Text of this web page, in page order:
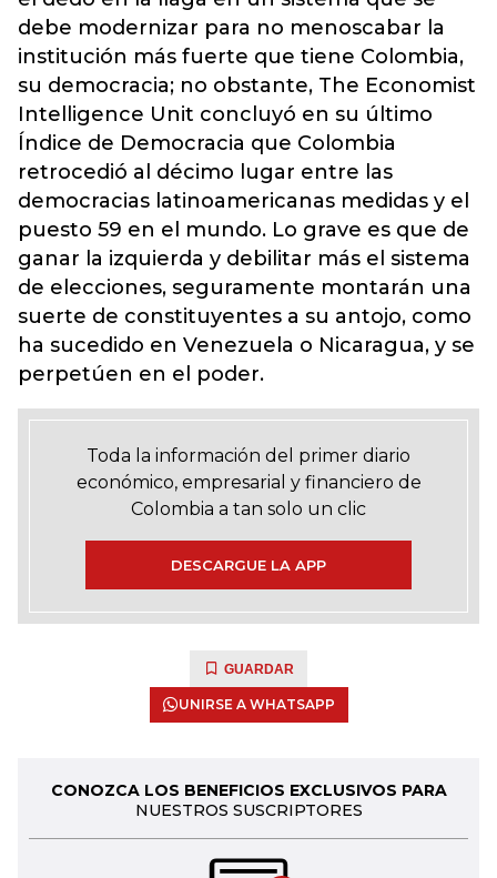
debe modernizar para no menoscabar la
institución más fuerte que tiene Colombia,
su democracia; no obstante, The Economist
Intelligence Unit concluyó en su último
Índice de Democracia que Colombia
retrocedió al décimo lugar entre las
democracias latinoamericanas medidas y el
puesto 59 en el mundo. Lo grave es que de
ganar la izquierda y debilitar más el sistema
de elecciones, seguramente montarán una
suerte de constituyentes a su antojo, como
ha sucedido en Venezuela o Nicaragua, y se
perpetúen en el poder.
Toda la información del primer diario
económico, empresarial y financiero de
Colombia a tan solo un clic
DESCARGUE LA APP
GUARDAR
UNIRSE A WHATSAPP
CONOZCA LOS BENEFICIOS EXCLUSIVOS PARA
NUESTROS SUSCRIPTORES